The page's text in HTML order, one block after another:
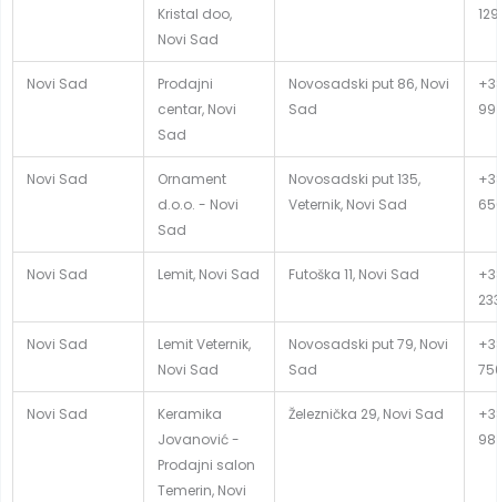
Kristal doo,
Novi Sad
Novi Sad
Prodajni
centar, Novi
Sad
Novosadski put 86, Novi
Sad
Novi Sad
Ornament
d.o.o. - Novi
Sad
Novosadski put 135,
Veternik, Novi Sad
Novi Sad Lemit, Novi Sad Futoška 11, Novi Sad
Novi Sad
Lemit Veternik,
Novi Sad
Novosadski put 79, Novi
Sad
Novi Sad
Keramika
Jovanović -
Prodajni salon
Temerin, Novi
Železnička 29, Novi Sad